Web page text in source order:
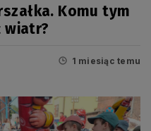
Komu tym
wiatr?
1 miesiąc temu